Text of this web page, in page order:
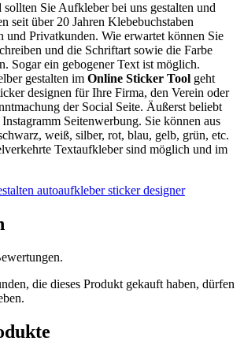
Sie Aufkleber bei uns gestalten und
seit über 20 Jahren Klebebuchstaben
und Privatkunden. Wie erwartet können Sie
und die Schriftart sowie die Farbe
Sogar ein gebogener Text ist möglich.
gestalten im Online Sticker Tool geht
designen für Ihre Firma, den Verein oder
der Social Seite. Äußerst beliebt
Seitenwerbung. Sie können aus
weiß, silber, rot, blau, gelb, grün, etc.
Textaufkleber sind möglich und im
die dieses Produkt gekauft haben, dürfen